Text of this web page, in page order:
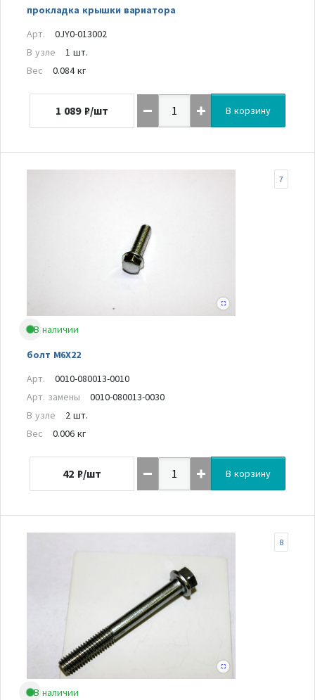
прокладка крышки вариатора
Арт.
0JY0-013002
В узле
1 шт.
Вес
0.084 кг
1 089 ₽/шт В корзину
В наличии
болт M6X22
7
Арт.
0010-080013-0010
Арт. замены
0010-080013-0030
В узле
2 шт.
Вес
0.006 кг
42 ₽/шт В корзину
В наличии
8